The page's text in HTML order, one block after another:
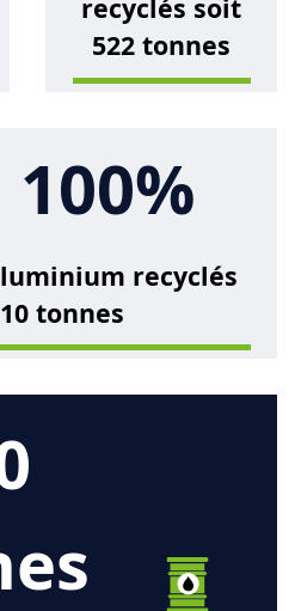
recyclés soit
522 tonnes
100%
recyclés
tonnes